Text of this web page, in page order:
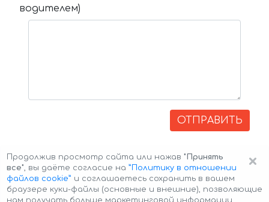
водителем)
ОТПРАВИТЬ
×
Продолжив просмотр сайта или нажав "Принять
все", вы даёте согласие на ”Политику в отношении
файлов cookie” и соглашаетесь сохранить в вашем
браузере куки-файлы (основные и внешние), позволяющие
нам получать больше маркетинговой информации,